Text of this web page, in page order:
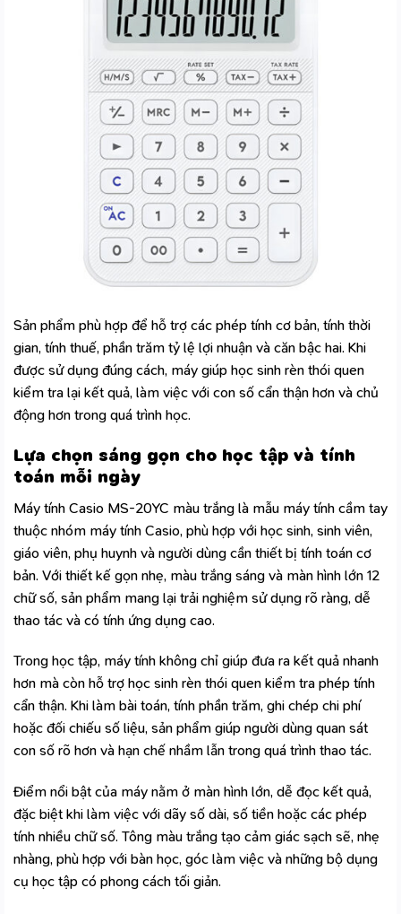
Sản phẩm phù hợp để hỗ trợ các phép tính cơ bản, tính thời
gian, tính thuế, phần trăm tỷ lệ lợi nhuận và căn bậc hai. Khi
được sử dụng đúng cách, máy giúp học sinh rèn thói quen
kiểm tra lại kết quả, làm việc với con số cẩn thận hơn và chủ
động hơn trong quá trình học.
Lựa chọn sáng gọn cho học tập và tính
toán mỗi ngày
Máy tính Casio MS-20YC màu trắng là mẫu máy tính cầm tay
thuộc nhóm máy tính Casio, phù hợp với học sinh, sinh viên,
giáo viên, phụ huynh và người dùng cần thiết bị tính toán cơ
bản. Với thiết kế gọn nhẹ, màu trắng sáng và màn hình lớn 12
chữ số, sản phẩm mang lại trải nghiệm sử dụng rõ ràng, dễ
thao tác và có tính ứng dụng cao.
Trong học tập, máy tính không chỉ giúp đưa ra kết quả nhanh
hơn mà còn hỗ trợ học sinh rèn thói quen kiểm tra phép tính
cẩn thận. Khi làm bài toán, tính phần trăm, ghi chép chi phí
hoặc đối chiếu số liệu, sản phẩm giúp người dùng quan sát
con số rõ hơn và hạn chế nhầm lẫn trong quá trình thao tác.
Điểm nổi bật của máy nằm ở màn hình lớn, dễ đọc kết quả,
đặc biệt khi làm việc với dãy số dài, số tiền hoặc các phép
tính nhiều chữ số. Tông màu trắng tạo cảm giác sạch sẽ, nhẹ
nhàng, phù hợp với bàn học, góc làm việc và những bộ dụng
cụ học tập có phong cách tối giản.